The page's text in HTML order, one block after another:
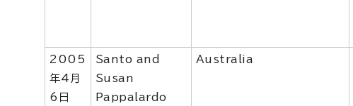
2005
年4月
6日
Santo and
Susan
Pappalardo
Australia